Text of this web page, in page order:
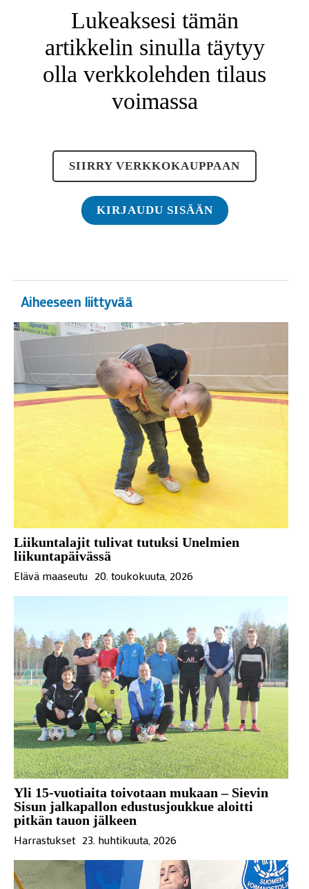
Lukeaksesi tämän
artikkelin sinulla täytyy
olla verkkolehden tilaus
voimassa
SIIRRY VERKKOKAUPPAAN
KIRJAUDU SISÄÄN
Aiheeseen liittyvää
Liikuntalajit tulivat tutuksi Unelmien
liikuntapäivässä
Elävä maaseutu 20. toukokuuta, 2026
Yli 15-vuotiaita toivotaan mukaan – Sievin
Sisun jalkapallon edustusjoukkue aloitti
pitkän tauon jälkeen
Harrastukset 23. huhtikuuta, 2026